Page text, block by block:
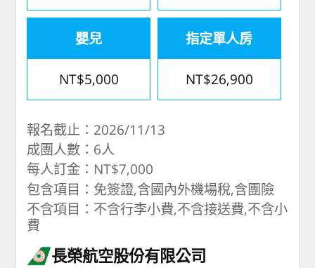
嬰兒
NT$5,000
指定單人房
NT$26,900
報名截止：2026/11/13
成團人數：6人
每人訂金：NT$7,000
包含項目：免簽證,含國內外機場稅,含團險
不含項目：不含行李小費,不含接送費,不含小
費
長榮航空股份有限公司